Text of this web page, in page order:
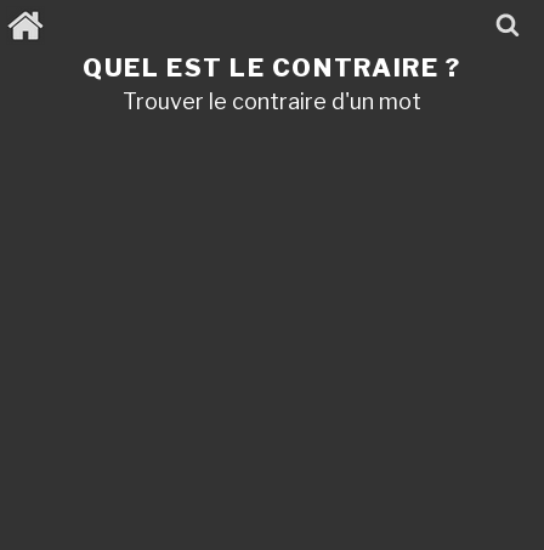
Aller
au
QUEL EST LE CONTRAIRE ?
Trouver le contraire d'un mot